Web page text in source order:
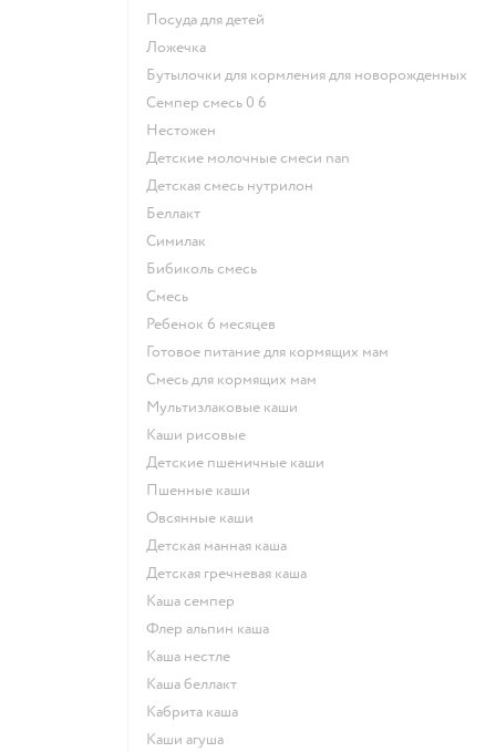
посуда для детей
ложечка
бутылочки для кормления для новорожденных
семпер смесь 0 6
нестожен
Детские молочные смеси nan
детская смесь нутрилон
беллакт
симилак
бибиколь смесь
смесь
ребенок 6 месяцев
готовое питание для кормящих мам
смесь для кормящих мам
Мультизлаковые каши
Каши рисовые
Детские пшеничные каши
Пшенные каши
овсянные каши
детская манная каша
детская гречневая каша
каша семпер
флер альпин каша
каша нестле
каша беллакт
кабрита каша
каши агуша